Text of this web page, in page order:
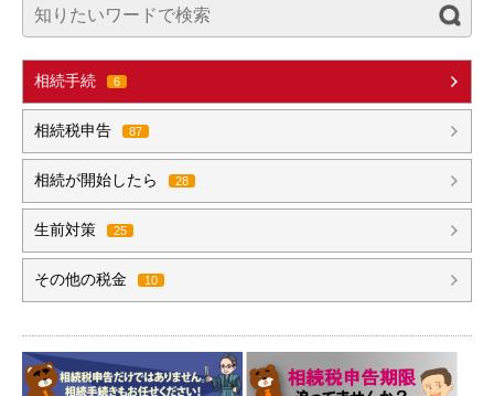
相続手続 6
相続税申告 87
相続が開始したら 28
生前対策 25
その他の税金 10